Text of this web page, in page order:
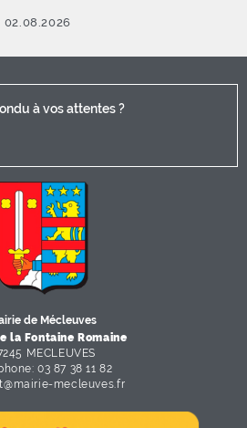
à vos attentes ?
de Mécleuves
la Fontaine Romaine
MECLEUVES
03 87 38 11 82
@mairie-mecleuves.fr